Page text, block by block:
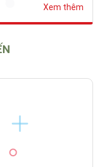
Xem thêm